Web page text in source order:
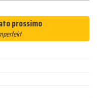
prossimo